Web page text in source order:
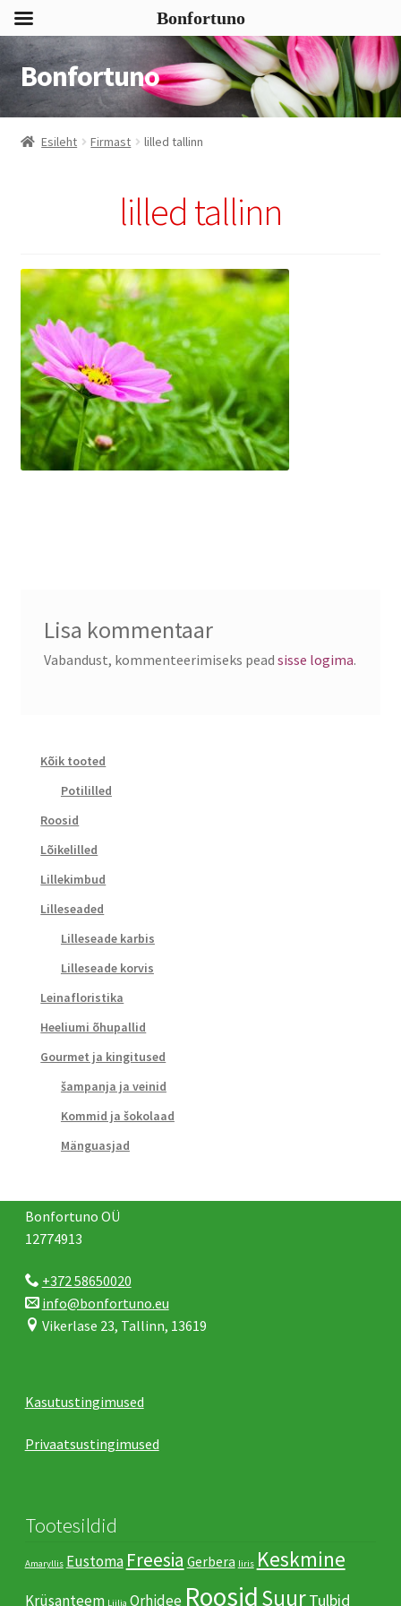
Liigu
navigeerimisele
Liigu
sisu
juurde
Bonfortuno
Esileht Firmast lilled tallinn
lilled tallinn
Lisa kommentaar
Vabandust, kommenteerimiseks pead sisse logima.
Kõik tooted
Potililled
Roosid
Lõikelilled
Lillekimbud
Lilleseaded
Lilleseade karbis
Lilleseade korvis
Leinafloristika
Heeliumi õhupallid
Gourmet ja kingitused
šampanja ja veinid
Kommid ja šokolaad
Mänguasjad
Bonfortuno OÜ
12774913
+372 58650020
info@bonfortuno.eu
Vikerlase 23, Tallinn, 13619
Kasutustingimused
Privaatsustingimused
Tootesildid
Amaryllis Eustoma Freesia Gerbera Iiris Keskmine
Krüsanteem Liilia Orhidee RoosidSuurTulbid
Bonfortuno